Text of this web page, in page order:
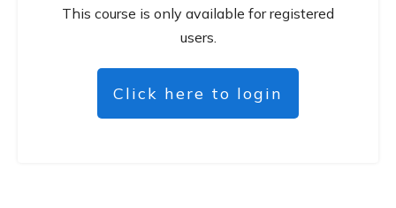
This course is only available for registered
users.
Click here to login